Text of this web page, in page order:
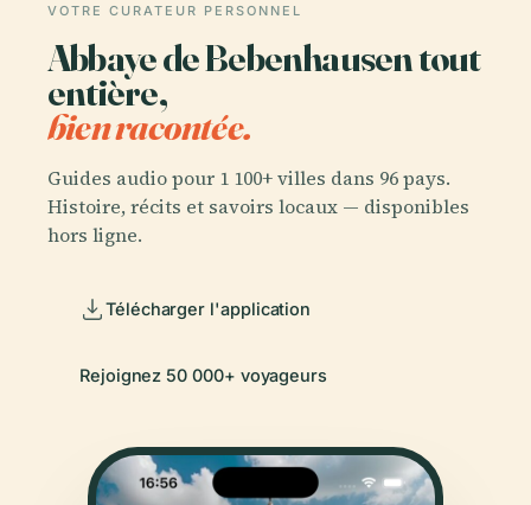
VOTRE CURATEUR PERSONNEL
Abbaye de Bebenhausen tout
entière,
bien racontée.
Guides audio pour 1 100+ villes dans 96 pays.
Histoire, récits et savoirs locaux — disponibles
hors ligne.
Télécharger l'application
Rejoignez 50 000+ voyageurs